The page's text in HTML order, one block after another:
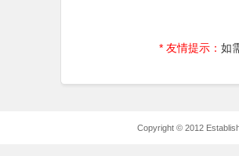
* 友情提示： 如
Copyright © 2012